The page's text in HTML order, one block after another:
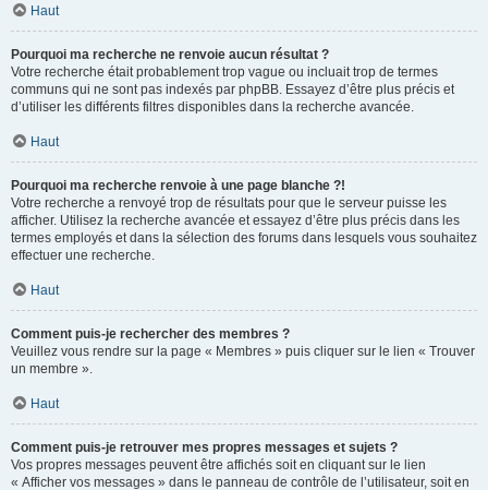
Haut
Pourquoi ma recherche ne renvoie aucun résultat ?
Votre recherche était probablement trop vague ou incluait trop de termes
communs qui ne sont pas indexés par phpBB. Essayez d’être plus précis et
d’utiliser les différents filtres disponibles dans la recherche avancée.
Haut
Pourquoi ma recherche renvoie à une page blanche ?!
Votre recherche a renvoyé trop de résultats pour que le serveur puisse les
afficher. Utilisez la recherche avancée et essayez d’être plus précis dans les
termes employés et dans la sélection des forums dans lesquels vous souhaitez
effectuer une recherche.
Haut
Comment puis-je rechercher des membres ?
Veuillez vous rendre sur la page « Membres » puis cliquer sur le lien « Trouver
un membre ».
Haut
Comment puis-je retrouver mes propres messages et sujets ?
Vos propres messages peuvent être affichés soit en cliquant sur le lien
« Afficher vos messages » dans le panneau de contrôle de l’utilisateur, soit en